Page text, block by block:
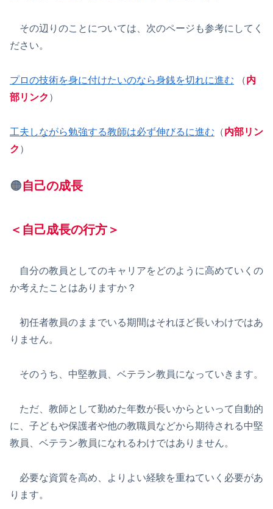
その辺りのことについては、次のページも参考にしてく
ださい。
プロの技術を身に付けたいのなら身銭を切れに進む （内
部リンク ）
工夫しながら勉強する教師は必ず伸びるに進む （内部リン
ク ）
🟠自己の成長
＜ 自己成長の行方 ＞
自分の教員としてのキャリアをどのように高めていくの
か考えたことはありますか？
初任者教員のままでいる期間はそれほど長いわけではあ
りません。
そのうち、中堅教員、ベテラン教員になっていきます。
ただ、教師として勤めた年数が長いからといって自動的
に、子どもや保護者や他の教職員などから期待される中堅
教員、ベテラン教員になれるわけではありません。
必要な資質を高め、よりよい経験を重ねていく必要があ
ります。